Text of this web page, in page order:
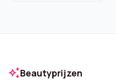
auto_awesomeBeautyprijzen